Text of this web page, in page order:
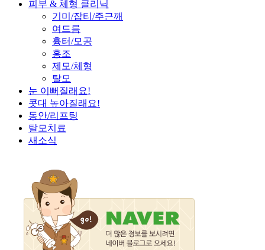
피부 & 체형 클리닉
기미/잡티/주근깨
여드름
흉터/모공
홍조
제모/체형
탈모
눈 이뻐질래요!
콧대 높아질래요!
동안/리프팅
탈모치료
새소식